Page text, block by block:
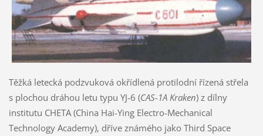
Těžká letecká podzvuková okřídlená protilodní řízená střela
s plochou dráhou letu typu YJ-6 (CAS-1A Kraken) z dílny
institutu CHETA (China Hai-Ying Electro-Mechanical
Technology Academy), dříve známého jako Third Space